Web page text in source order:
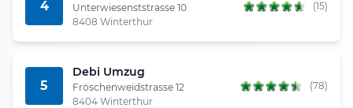
4
Unterwiesenststrasse 10
8408 Winterthur
(15)
5
Debi Umzug
Fröschenweidstrasse 12
8404 Winterthur
(78)